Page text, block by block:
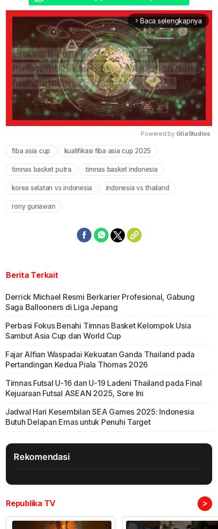
arrow_forward_ios Baca selengkapnya
Powered by GliaStudios
fiba asia cup kualifikasi fiba asia cup 2025
timnas basket putra timnas basket indonesia
korea selatan vs indonesia indonesia vs thailand
rony gunawan
Berita Terkait
Derrick Michael Resmi Berkarier Profesional, Gabung
Saga Ballooners di Liga Jepang
Perbasi Fokus Benahi Timnas Basket Kelompok Usia
Sambut Asia Cup dan World Cup
Fajar Alfian Waspadai Kekuatan Ganda Thailand pada
Pertandingan Kedua Piala Thomas 2026
Timnas Futsal U-16 dan U-19 Ladeni Thailand pada Final
Kejuaraan Futsal ASEAN 2025, Sore Ini
Jadwal Hari Kesembilan SEA Games 2025: Indonesia
Butuh Delapan Emas untuk Penuhi Target
Rekomendasi
Republika TV >